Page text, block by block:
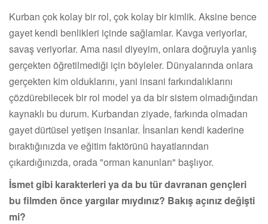
Kurban çok kolay bir rol, çok kolay bir kimlik. Aksine bence
gayet kendi benlikleri içinde sağlamlar. Kavga veriyorlar,
savaş veriyorlar. Ama nasıl diyeyim, onlara doğruyla yanlış
gerçekten öğretilmediği için böyleler. Dünyalarında onlara
gerçekten kim olduklarını, yani insani farkındalıklarını
çözdürebilecek bir rol model ya da bir sistem olmadığından
kaynaklı bu durum. Kurbandan ziyade, farkında olmadan
gayet dürtüsel yetişen insanlar. İnsanları kendi kaderine
bıraktığınızda ve eğitim faktörünü hayatlarından
çıkardığınızda, orada "orman kanunları" başlıyor.
İsmet gibi karakterleri ya da bu tür davranan gençleri
bu filmden önce yargılar mıydınız? Bakış açınız değişti
mi?